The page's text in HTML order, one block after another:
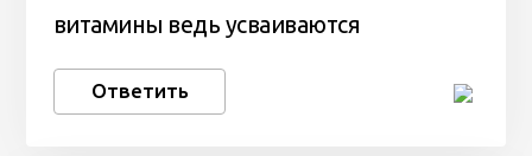
витамины ведь усваиваются
Ответить